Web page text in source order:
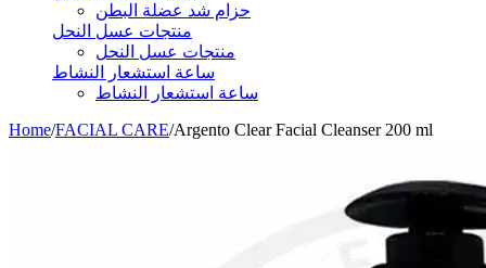
حزام شد عضلة البطن
منتجات عسل النحل
منتجات عسل النحل
ساعة استشعار النشاط
ساعة استشعار النشاط
Home/FACIAL CARE/Argento Clear Facial Cleanser 200 ml